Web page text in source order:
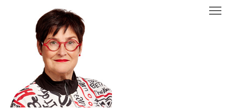
Aktuelle Seite: Bayr zum internationalen Frauentag: Durch